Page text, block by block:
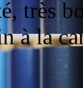
très
à la